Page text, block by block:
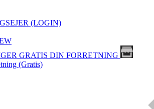
(LOGIN)
GRATIS DIN FORRETNING
(Gratis)